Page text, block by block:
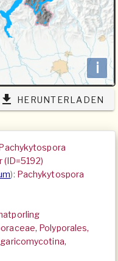
i
HERUNTERLADEN
(ID=5192)
): Pachykytospora
Polyporales,